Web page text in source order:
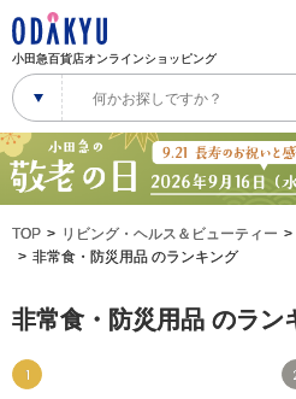
小田急百貨店オンラインショッピング
TOP リビング・ヘルス＆ビューティー
非常食・防災用品 のランキング
非常食・防災用品 のラン
1